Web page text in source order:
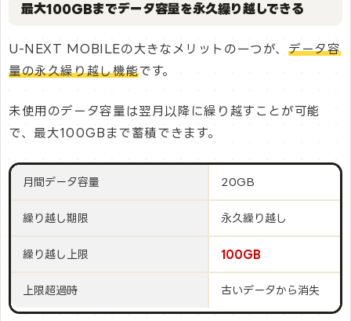
最大100GBまでデータ容量を永久繰り越しできる
U-NEXT MOBILEの大きなメリットの一つが、データ容
量の永久繰り越し機能です。
未使用のデータ容量は翌月以降に繰り越すことが可能
で、最大100GBまで蓄積できます。
月間データ容量 20GB
繰り越し期限 永久繰り越し
繰り越し上限 100GB
上限超過時 古いデータから消失